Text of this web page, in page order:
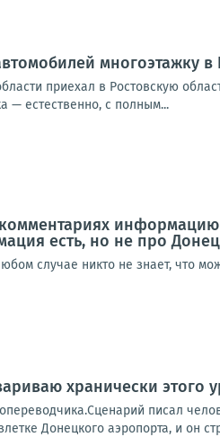
многоэтажку в
приехал в Ростовскую
— естественно, с полным...
есть, но не про
случае никто не знает, что
хранически этого
писал
Донецкого аэропорта, и он